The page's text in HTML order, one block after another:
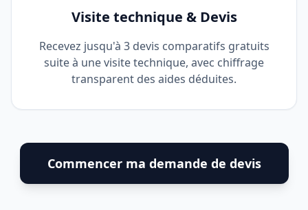
Visite technique & Devis
Recevez jusqu'à 3 devis comparatifs gratuits
suite à une visite technique, avec chiffrage
transparent des aides déduites.
Commencer ma demande de devis